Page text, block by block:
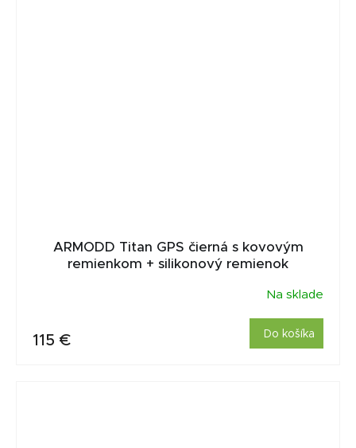
ARMODD Titan GPS čierná s kovovým
remienkom + silikonový remienok
Na sklade
115 € Do košíka